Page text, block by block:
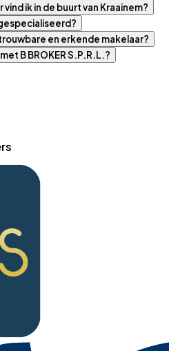
ik in de buurt van Kraainem?
gespecialiseerd?
en erkende makelaar?
B BROKER S.P.R.L.?